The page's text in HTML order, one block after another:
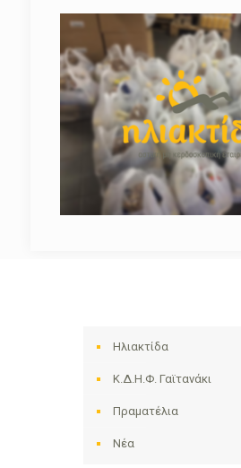
Ηλιακτίδα
Κ.Δ.Η.Φ. Γαϊτανάκι
Πραματέλια
Νέα